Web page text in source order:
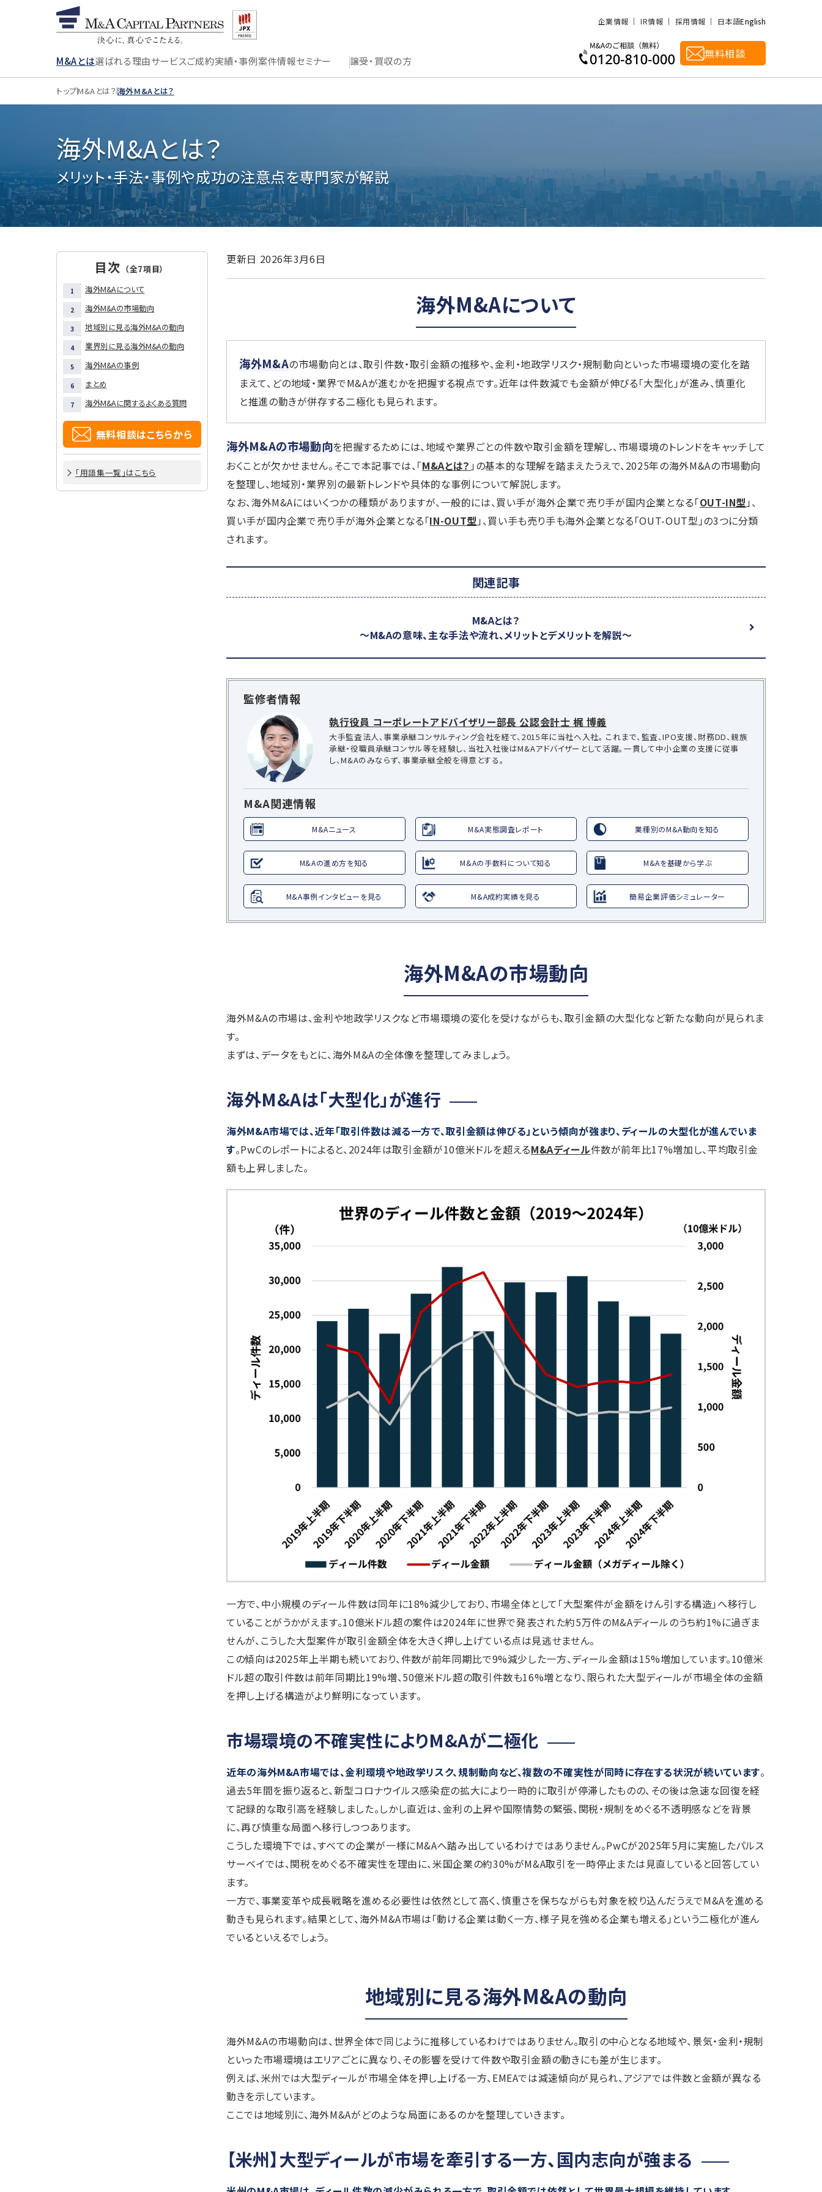
M&Aとは選ばれる理由サービスご成約実績・事例案件情報セミナー 譲受・買収の方
企業情報 IR情報 採用情報 日本語English
無料相談
トップM&Aとは？海外M&Aとは？
海外M&Aとは？
メリット・手法・事例や成功の注意点を専門家が解説
目次 （全7項目）
海外M&Aについて
海外M&Aの市場動向
地域別に見る海外M&Aの動向
業界別に見る海外M&Aの動向
海外M&Aの事例
まとめ
海外M&Aに関するよくある質問
無料相談はこちらから
「用語集一覧」はこちら
更新日 2026年3月6日
海外M&Aについて
海外M&Aの市場動向とは、取引件数・取引金額の推移や、金利・地政学リスク・規制動向といった市場環境の変化を踏
まえて、どの地域・業界でM&Aが進むかを把握する視点です。近年は件数減でも金額が伸びる「大型化」が進み、慎重化
と推進の動きが併存する二極化も見られます。
海外M&Aの市場動向を把握するためには、地域や業界ごとの件数や取引金額を理解し、市場環境のトレンドをキャッチして
おくことが欠かせません。そこで本記事では、「M&Aとは？ 」の基本的な理解を踏まえたうえで、2025年の海外M&Aの市場動向
を整理し、地域別・業界別の最新トレンドや具体的な事例について解説します。
なお、海外M&Aにはいくつかの種類がありますが、一般的には、買い手が海外企業で売り手が国内企業となる「OUT-IN型 」、
買い手が国内企業で売り手が海外企業となる「IN-OUT型 」、買い手も売り手も海外企業となる「OUT-OUT型」の3つに分類
されます。
関連記事
M&Aとは？
～M&Aの意味、主な手法や流れ、メリットとデメリットを解説～
監修者情報
執行役員 コーポレートアドバイザリー部長 公認会計士 梶 博義
大手監査法人、事業承継コンサルティング会社を経て、2015年に当社へ入社。 これまで、監査、IPO支援、財務DD、親族
承継・役職員承継コンサル等を経験し、当社入社後はM&Aアドバイザーとして活躍。一貫して中小企業の支援に従事
し、M&Aのみならず、事業承継全般を得意とする。
M&A関連情報
M&Aニュース M&A実態調査レポート 業種別のM&A動向を知る
M&Aの進め方を知る M&Aの手数料について知る M&Aを基礎から学ぶ
M&A事例インタビューを見る M&A成約実績を見る 簡易企業評価シミュレーター
海外M&Aの市場動向
海外M&Aの市場は、金利や地政学リスクなど市場環境の変化を受けながらも、取引金額の大型化など新たな動向が見られま
す。
まずは、データをもとに、海外M&Aの全体像を整理してみましょう。
海外M&Aは「大型化」が進行
海外M&A市場では、近年「取引件数は減る一方で、取引金額は伸びる」という傾向が強まり、ディールの大型化が進んでいま
す。PwCのレポートによると、2024年は取引金額が10億米ドルを超えるM&Aディール件数が前年比17%増加し、平均取引金
額も上昇しました。
一方で、中小規模のディール件数は同年に18%減少しており、市場全体として「大型案件が金額をけん引する構造」へ移行し
ていることがうかがえます。10億米ドル超の案件は2024年に世界で発表された約5万件のM&Aディールのうち約1%に過ぎま
せんが、こうした大型案件が取引金額全体を大きく押し上げている点は見逃せません。
この傾向は2025年上半期も続いており、件数が前年同期比で9%減少した一方、ディール金額は15%増加しています。10億米
ドル超の取引件数は前年同期比19%増、50億米ドル超の取引件数も16%増となり、限られた大型ディールが市場全体の金額
を押し上げる構造がより鮮明になっています。
市場環境の不確実性によりM&Aが二極化
近年の海外M&A市場では、金利環境や地政学リスク、規制動向など、複数の不確実性が同時に存在する状況が続いています。
過去5年間を振り返ると、新型コロナウイルス感染症の拡大により一時的に取引が停滞したものの、その後は急速な回復を経
て記録的な取引高を経験しました。しかし直近は、金利の上昇や国際情勢の緊張、関税・規制をめぐる不透明感などを背景
に、再び慎重な局面へ移行しつつあります。
こうした環境下では、すべての企業が一様にM&Aへ踏み出しているわけではありません。PwCが2025年5月に実施したパルス
サーベイでは、関税をめぐる不確実性を理由に、米国企業の約30%がM&A取引を一時停止または見直していると回答してい
ます。
一方で、事業変革や成長戦略を進める必要性は依然として高く、慎重さを保ちながらも対象を絞り込んだうえでM&Aを進める
動きも見られます。結果として、海外M&A市場は「動ける企業は動く一方、様子見を強める企業も増える」という二極化が進ん
でいるといえるでしょう。
地域別に見る海外M&Aの動向
海外M&Aの市場動向は、世界全体で同じように推移しているわけではありません。取引の中心となる地域や、景気・金利・規制
といった市場環境はエリアごとに異なり、その影響を受けて件数や取引金額の動きにも差が生じます。
例えば、米州では大型ディールが市場全体を押し上げる一方、EMEAでは減速傾向が見られ、アジアでは件数と金額が異なる
動きを示しています。
ここでは地域別に、海外M&Aがどのような局面にあるのかを整理していきます。
【米州】大型ディールが市場を牽引する一方、国内志向が強まる